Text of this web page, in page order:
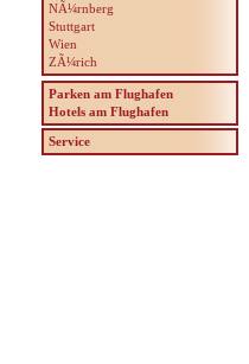
NÃ¼rnberg
Stuttgart
Wien
ZÃ¼rich
Parken am Flughafen
Hotels am Flughafen
Service